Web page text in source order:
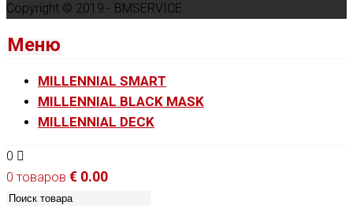
Copyright © 2019 - BMSERVICE
Меню
MILLENNIAL SMART
MILLENNIAL BLACK MASK
MILLENNIAL DECK
0
0 товаров € 0.00